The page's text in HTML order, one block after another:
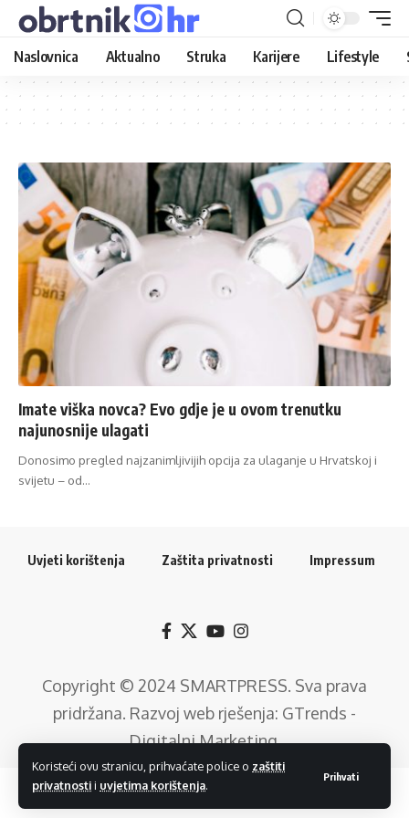
Koristeći ovu stranicu, prihvaćate police o zaštiti
privatnostii uvjetima korištenja.
Prihvati
Naslovnica Aktualno Struka Karijere Lifestyle
Imate viška novca? Evo gdje je u ovom trenutku
najunosnije ulagati
Donosimo pregled najzanimljivijih opcija za ulaganje u Hrvatskoj i
svijetu – od…
Uvjeti korištenja Zaštita privatnosti Impressum
Copyright © 2024 SMARTPRESS. Sva prava
pridržana. Razvoj web rješenja: GTrends -
Digitalni Marketing.